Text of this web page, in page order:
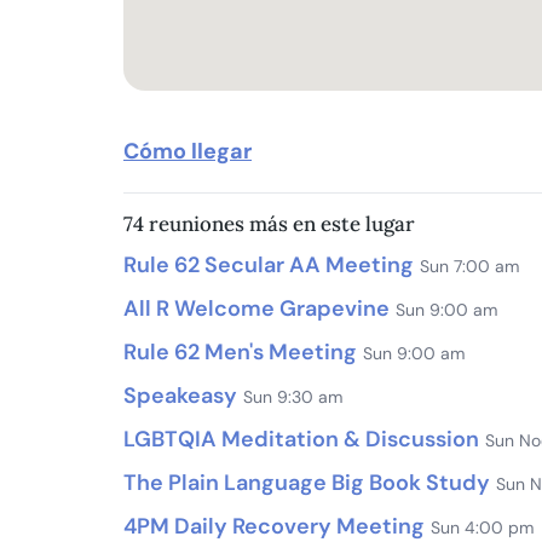
Cómo llegar
74 reuniones más en este lugar
Rule 62 Secular AA Meeting Sun 7:00 am
All R Welcome Grapevine Sun 9:00 am
Rule 62 Men's Meeting Sun 9:00 am
Speakeasy Sun 9:30 am
LGBTQIA Meditation & Discussion Sun
The Plain Language Big Book Study Sun
4PM Daily Recovery Meeting Sun 4:00 pm